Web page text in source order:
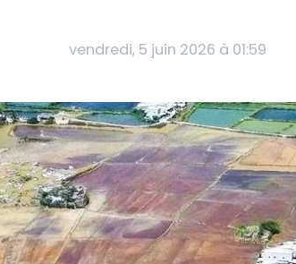
vendredi, 5 juin 2026 à 01:59